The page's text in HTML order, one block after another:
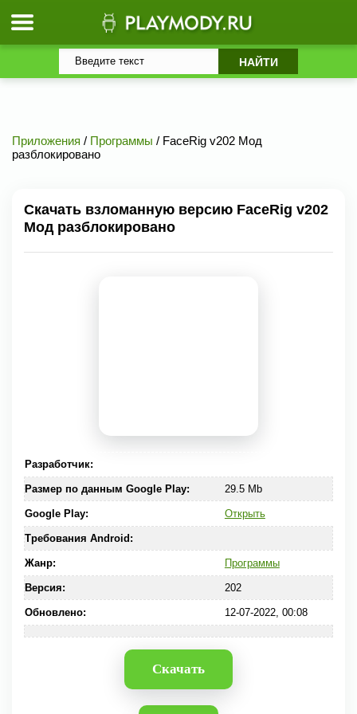
Приложения / Программы / FaceRig v202 Мод
разблокировано
Скачать взломанную версию FaceRig v202
Мод разблокировано
Разработчик:
Размер по данным Google Play: 29.5 Mb
Google Play: Открыть
Требования Android:
Жанр: Программы
Версия: 202
Обновлено: 12-07-2022, 00:08
Скачать